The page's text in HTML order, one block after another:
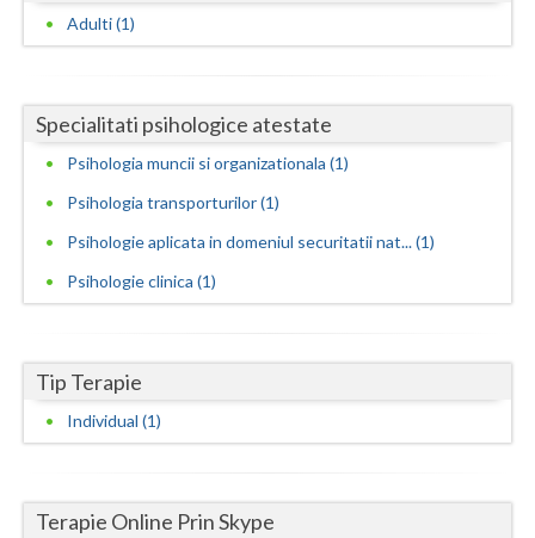
Mehedinti
Neamt
Sibiu
Suceava
Timis
Adulti (1)
Specialitati psihologice atestate
Psihologia muncii si organizationala (1)
Psihologia transporturilor (1)
Psihologie aplicata in domeniul securitatii nat... (1)
Psihologie clinica (1)
Tip Terapie
Individual (1)
Terapie Online Prin Skype